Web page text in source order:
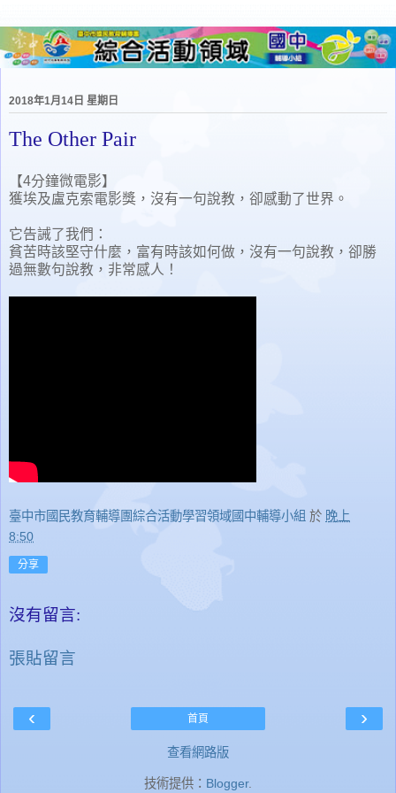
2018年1月14日 星期日
The Other Pair
【4分鐘微電影】
獲埃及盧克索電影獎，沒有一句說教，卻感動了世界。
它告誡了我們：
貧苦時該堅守什麼，富有時該如何做，沒有一句說教，卻勝
過無數句說教，非常感人！
臺中市國民教育輔導團綜合活動學習領域國中輔導小組 於 晚上
8:50
分享
沒有留言:
張貼留言
‹ ›
首頁
查看網路版
技術提供： Blogger.